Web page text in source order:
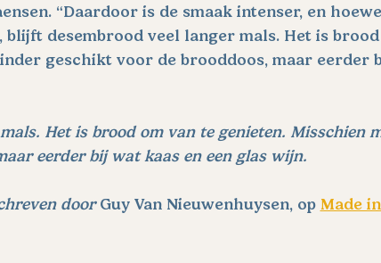
“Daardoor is de smaak intenser, en
desembrood veel langer mals. Het is
geschikt voor de brooddoos, maar eerder
Het is brood om van te genieten. Misschien
eerder bij wat kaas en een glas wijn.
door Guy Van Nieuwenhuysen, op Made in